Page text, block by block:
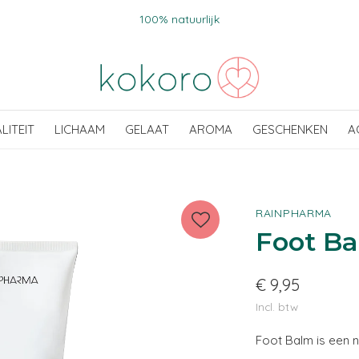
LICHAAM GELAAT AROMA GESCHENKEN
100% natuurlijk
RAINPHARMA
Foot
€ 9,95
Incl. btw
Foot Balm is een